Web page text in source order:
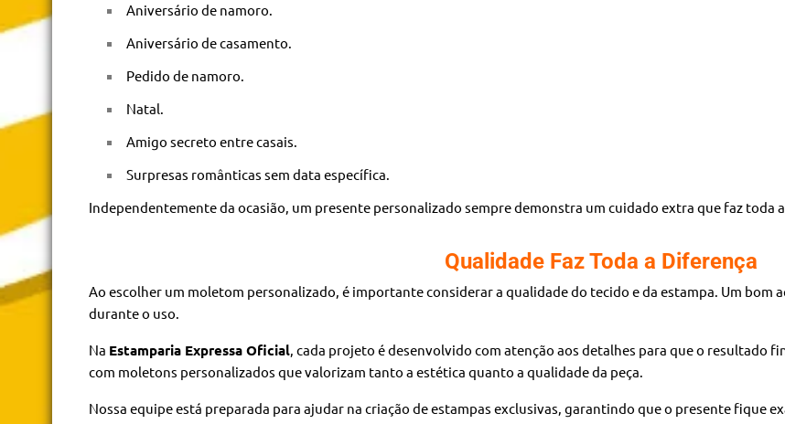
Aniversário de namoro.
Aniversário de casamento.
Pedido de namoro.
Natal.
Amigo secreto entre casais.
Surpresas românticas sem data específica.
Independentemente da ocasião, um presente personalizado sempre demonstra um cuidado extra que faz toda
Qualidade Faz Toda a Diferença
Ao escolher um moletom personalizado, é importante considerar a qualidade do tecido e da estampa. Um
durante o uso.
Na Estamparia Expressa Oficial, cada projeto é desenvolvido com atenção aos detalhes para que o resultado
com moletons personalizados que valorizam tanto a estética quanto a qualidade da peça.
Nossa equipe está preparada para ajudar na criação de estampas exclusivas, garantindo que o presente fique